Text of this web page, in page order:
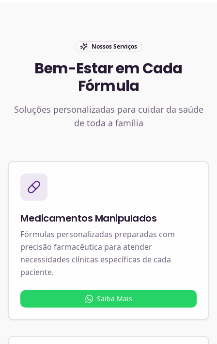
Nossos Serviços
Bem-Estar em Cada
Fórmula
Soluções personalizadas para cuidar da saúde
de toda a família
Medicamentos Manipulados
Fórmulas personalizadas preparadas com
precisão farmacêutica para atender
necessidades clínicas específicas de cada
paciente.
Saiba Mais